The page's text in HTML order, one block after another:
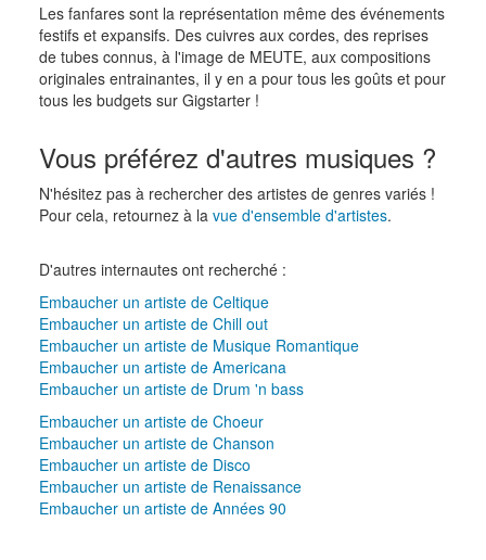
Les fanfares sont la représentation même des événements
festifs et expansifs. Des cuivres aux cordes, des reprises
de tubes connus, à l'image de MEUTE, aux compositions
originales entrainantes, il y en a pour tous les goûts et pour
tous les budgets sur Gigstarter !
Vous préférez d'autres musiques ?
N'hésitez pas à rechercher des artistes de genres variés !
Pour cela, retournez à la vue d'ensemble d'artistes.
D'autres internautes ont recherché :
Embaucher un artiste de Celtique
Embaucher un artiste de Chill out
Embaucher un artiste de Musique Romantique
Embaucher un artiste de Americana
Embaucher un artiste de Drum 'n bass
Embaucher un artiste de Choeur
Embaucher un artiste de Chanson
Embaucher un artiste de Disco
Embaucher un artiste de Renaissance
Embaucher un artiste de Années 90